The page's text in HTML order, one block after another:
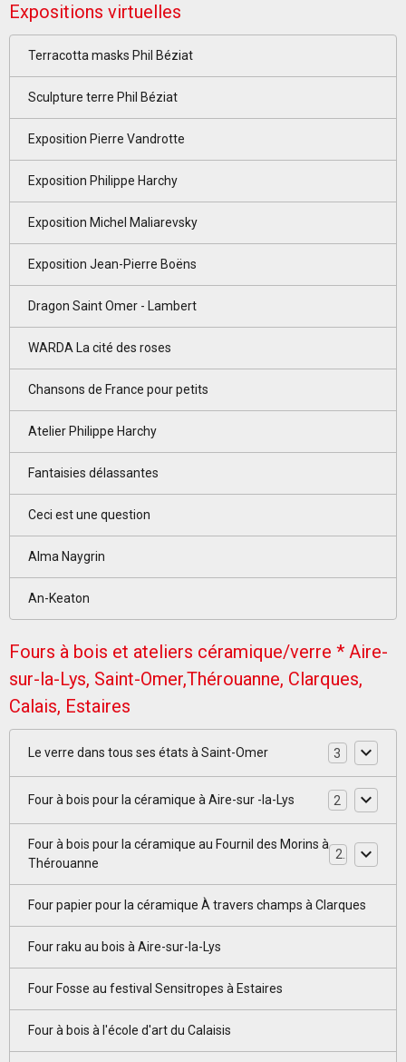
Expositions virtuelles
Terracotta masks Phil Béziat
Sculpture terre Phil Béziat
Exposition Pierre Vandrotte
Exposition Philippe Harchy
Exposition Michel Maliarevsky
Exposition Jean-Pierre Boëns
Dragon Saint Omer - Lambert
WARDA La cité des roses
Chansons de France pour petits
Atelier Philippe Harchy
Fantaisies délassantes
Ceci est une question
Alma Naygrin
An-Keaton
Fours à bois et ateliers céramique/verre * Aire-
sur-la-Lys, Saint-Omer,Thérouanne, Clarques,
Calais, Estaires
Le verre dans tous ses états à Saint-Omer 3
Four à bois pour la céramique à Aire-sur -la-Lys 2
Four à bois pour la céramique au Fournil des Morins à
Thérouanne
Four papier pour la céramique À travers champs à Clarques
Four raku au bois à Aire-sur-la-Lys
Four Fosse au festival Sensitropes à Estaires
Four à bois à l'école d'art du Calaisis